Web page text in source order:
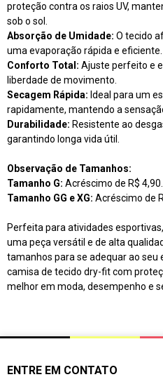
proteção contra os raios UV,
sob o sol.
Absorção de Umidade: O tecido
uma evaporação rápida e eficiente.
Conforto Total: Ajuste perfeito e
liberdade de movimento.
Secagem Rápida: Ideal para um
rapidamente, mantendo a
Durabilidade: Resistente ao
garantindo longa vida útil.
Observação de Tamanhos:
Tamanho G: Acréscimo de R$ 4,90.
Tamanho GG e XG: Acréscimo de
Perfeita para atividades
uma peça versátil e de alta
tamanhos para se adequar ao seu
camisa de tecido dry-fit com
melhor em moda, desempenho e
ENTRE EM CONTATO